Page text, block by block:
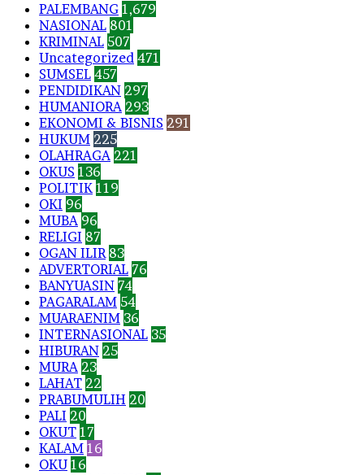
PALEMBANG 1,679
NASIONAL 801
KRIMINAL 507
Uncategorized 471
SUMSEL 457
PENDIDIKAN 297
HUMANIORA 293
EKONOMI & BISNIS 291
HUKUM 225
OLAHRAGA 221
OKUS 136
POLITIK 119
OKI 96
MUBA 96
RELIGI 87
OGAN ILIR 83
ADVERTORIAL 76
BANYUASIN 74
PAGARALAM 54
MUARAENIM 36
INTERNASIONAL 35
HIBURAN 25
MURA 23
LAHAT 22
PRABUMULIH 20
PALI 20
OKUT 17
KALAM 16
OKU 16